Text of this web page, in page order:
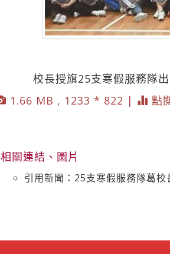
校長授旗25支寒假服務隊
1.66 MB , 1233 * 822 |
點
相關連結、圖片
引用新聞：25支寒假服務隊葛校